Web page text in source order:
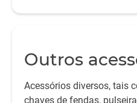
Outros
Acessórios diversos, tais
chaves de fendas,